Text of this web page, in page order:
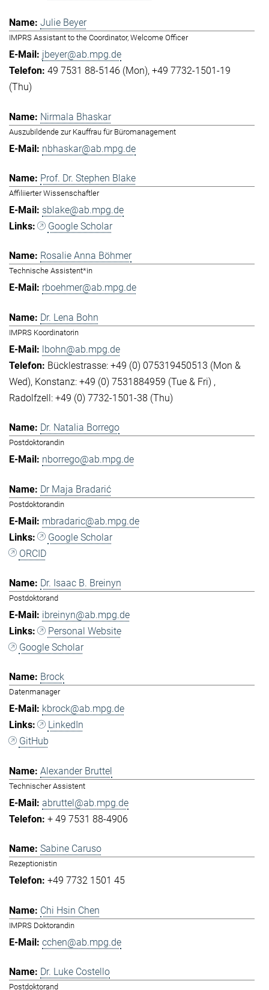
Julie Beyer
IMPRS Assistant to the Coordinator, Welcome Officer
jbeyer@ab.mpg.de
49 7531 88-5146 (Mon) +49 7732-1501-19
(Thu)
Nirmala Bhaskar
Auszubildende zur Kauffrau für Büromanagement
nbhaskar@ab.mpg.de
Prof. Dr. Stephen Blake
Affiliierter Wissenschaftler
sblake@ab.mpg.de
Google Scholar
Rosalie Anna Böhmer
Technische Assistent*in
rboehmer@ab.mpg.de
Dr. Lena Bohn
IMPRS Koordinatorin
lbohn@ab.mpg.de
Bücklestrasse: +49 (0) 075319450513 (Mon &
Wed) Konstanz: +49 (0) 7531884959 (Tue & Fri)
Radolfzell: +49 (0) 7732-1501-38 (Thu)
Dr. Natalia Borrego
Postdoktorandin
nborrego@ab.mpg.de
Dr Maja Bradarić
Postdoktorandin
mbradaric@ab.mpg.de
Google Scholar
ORCID
Dr. Isaac B. Breinyn
Postdoktorand
ibreinyn@ab.mpg.de
Personal Website
Google Scholar
Brock
Datenmanager
kbrock@ab.mpg.de
LinkedIn
GitHub
Alexander Bruttel
Technischer Assistent
abruttel@ab.mpg.de
+ 49 7531 88-4906
Sabine Caruso
Rezeptionistin
+49 7732 1501 45
Chi Hsin Chen
IMPRS Doktorandin
cchen@ab.mpg.de
Dr. Luke Costello
Postdoktorand